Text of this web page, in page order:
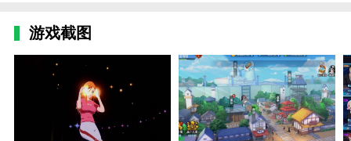
行一次遥远的太空之旅。
5、强烈理解觉醒的含义意为突破边界，霸气而傲慢的
刀死亡之地，我辈问道！
6.驾驶飞船在星空中自由探索，并带领你的舰队随时做
好战斗准备，消灭可怕的异类昆虫；
游戏截图